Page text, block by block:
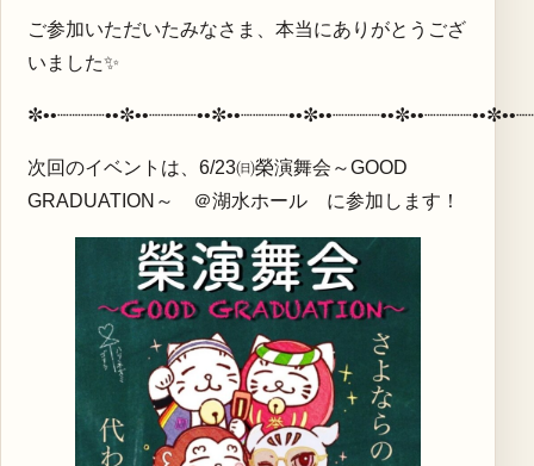
ご参加いただいたみなさま、本当にありがとうござ
いました✨
次回のイベントは、6/23㈰榮演舞会～GOOD
GRADUATION～ ＠湖水ホール に参加します！